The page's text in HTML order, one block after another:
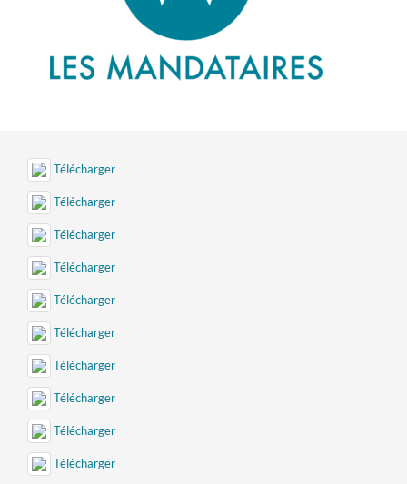
Télécharger
Télécharger
Télécharger
Télécharger
Télécharger
Télécharger
Télécharger
Télécharger
Télécharger
Télécharger